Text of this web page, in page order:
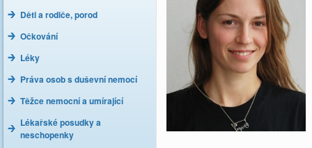
Děti a rodiče, porod
Očkování
Léky
Práva osob s duševní nemocí
Těžce nemocní a umírající
Lékařské posudky a
neschopenky